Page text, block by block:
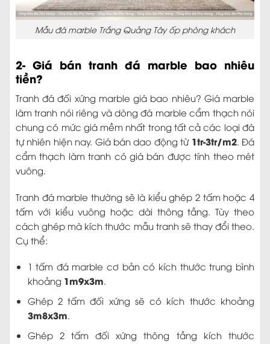
Mẫu đá marble Trắng Quảng Tây ốp phòng khách
2- Giá bán tranh đá marble bao nhiêu
tiền?
Tranh đá đối xứng marble giá bao nhiêu? Giá marble
làm tranh nói riêng và dòng đá marble cẩm thạch nói
chung có mức giá mềm nhất trong tất cả các loại đá
tự nhiên hiện nay. Giá bán dao động từ 1tr-3tr/m2. Đá
cẩm thạch làm tranh có giá bán được tính theo mét
vuông.
Tranh đá marble thường sẽ là kiểu ghép 2 tấm hoặc 4
tấm với kiểu vuông hoặc dài thông tầng. Tùy theo
cách ghép mà kích thước mẫu tranh sẽ thay đổi theo.
Cụ thể:
1 tấm đá marble cơ bản có kích thước trung bình
khoảng 1m9x3m.
Ghép 2 tấm đối xứng sẽ có kích thước khoảng
3m8x3m.
Ghép 2 tấm đối xứng thông tầng kích thước